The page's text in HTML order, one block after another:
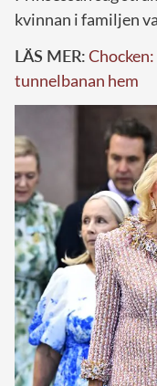
kvinnan i familjen
LÄS MER:
tunnelbanan hem